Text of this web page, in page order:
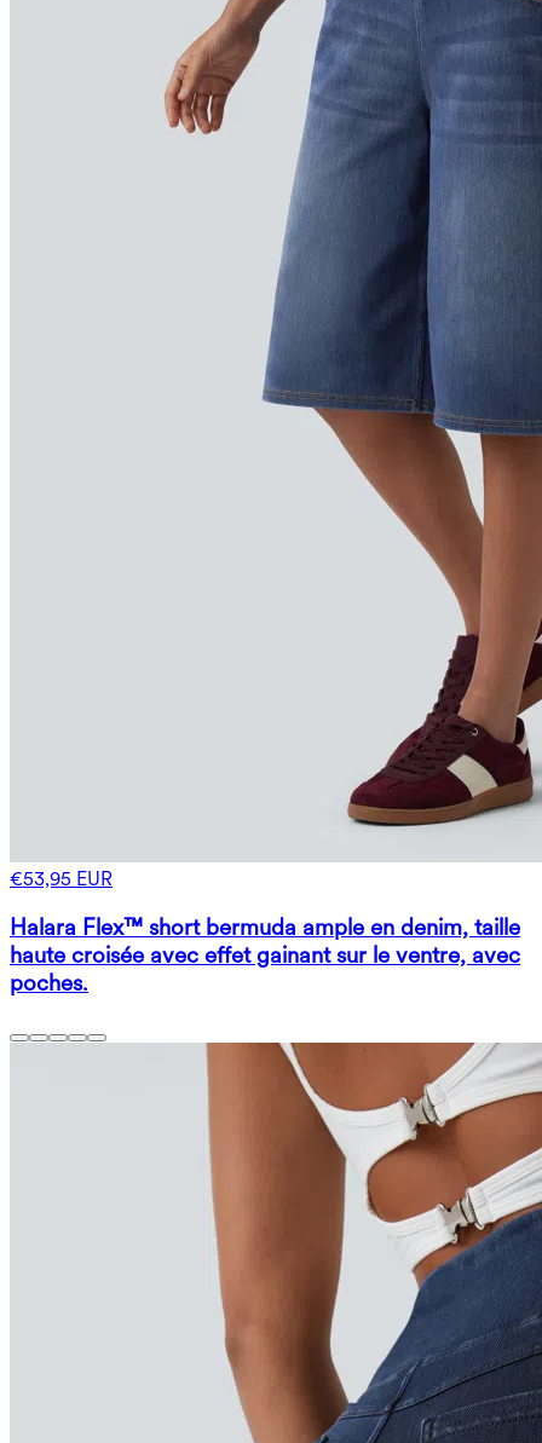
€53,95 EUR
Halara Flex™ short bermuda ample en denim, taille
haute croisée avec effet gainant sur le ventre, avec
poches.